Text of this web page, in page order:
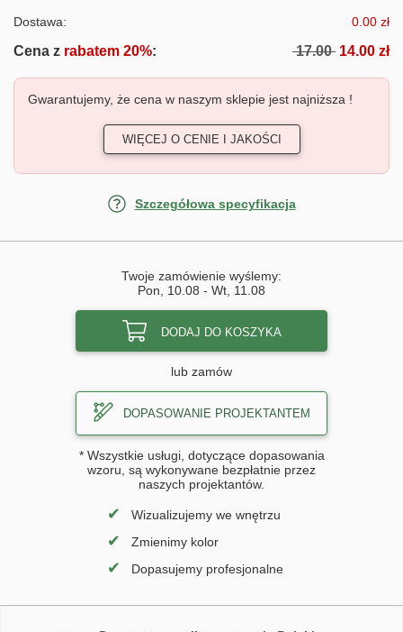
Dostawa: 0.00 zł
Cena z rabatem 20%: 17.00 14.00 zł
Gwarantujemy, że cena w naszym sklepie jest najniższa !
WIĘCEJ O CENIE I JAKOŚCI
Szczegółowa specyfikacja
Twoje zamówienie wyślemy:
Pon, 10.08 - Wt, 11.08
DODAJ DO KOSZYKA
lub zamów
DOPASOWANIE PROJEKTANTEM
* Wszystkie usługi, dotyczące dopasowania
wzoru, są wykonywane bezpłatnie przez
naszych projektantów.
✔ Wizualizujemy we wnętrzu
✔ Zmienimy kolor
✔ Dopasujemy profesjonalne